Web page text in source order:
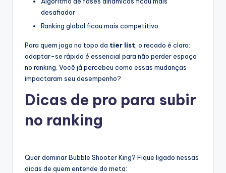
desafiador
Ranking global ficou mais competitivo
Para quem joga no topo da tier list , o recado é claro:
adaptar-se rápido é essencial para não perder espaço
no ranking. Você já percebeu como essas mudanças
impactaram seu desempenho?
Dicas de pro para subir
no ranking
Quer dominar Bubble Shooter King? Fique ligado nessas
dicas de quem entende do meta: